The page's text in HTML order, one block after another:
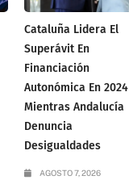
Cataluña Lidera El
Superávit En
Financiación
Autonómica En 2024
Mientras Andalucía
Denuncia
Desigualdades
AGOSTO 7, 2026